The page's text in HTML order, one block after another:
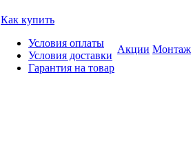
Как купить
Условия оплаты
Условия доставки
Гарантия на товар
Акции Монтаж